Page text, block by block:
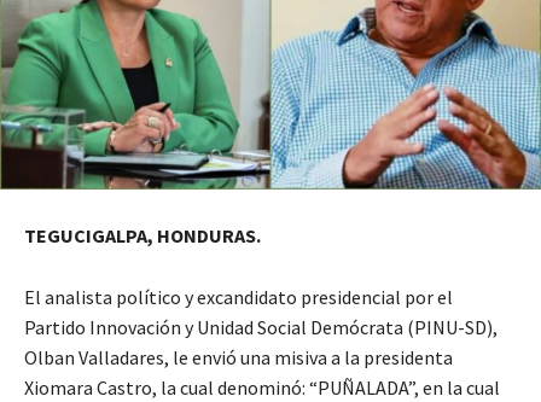
TEGUCIGALPA, HONDURAS.
El analista político y excandidato presidencial por el
Partido Innovación y Unidad Social Demócrata (PINU-SD),
Olban Valladares, le envió una misiva a la presidenta
Xiomara Castro, la cual denominó: “PUÑALADA”, en la cual